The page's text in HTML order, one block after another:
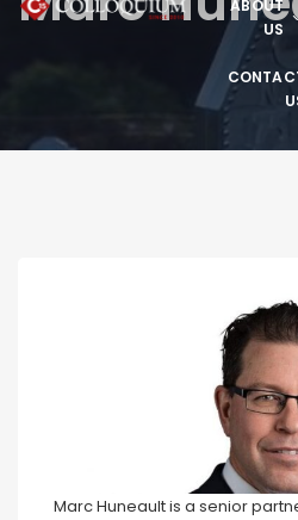
ABOUT
US
Marc Huneault is a senior